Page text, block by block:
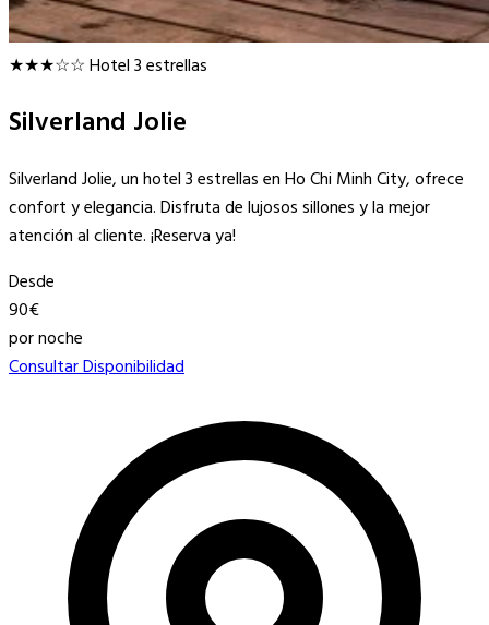
★★★☆☆Hotel 3 estrellas
Silverland Jolie
Silverland Jolie, un hotel 3 estrellas en Ho Chi Minh City, ofrece
confort y elegancia. Disfruta de lujosos sillones y la mejor
atención al cliente. ¡Reserva ya!
Desde
90€
por noche
Consultar Disponibilidad